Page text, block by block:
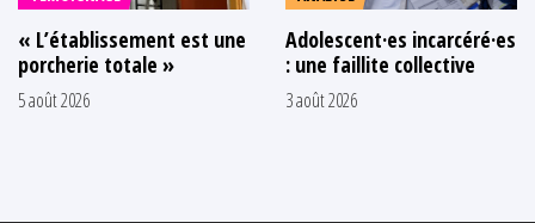
« L’établissement est une
porcherie totale »
5 août 2026
Adolescent·es incarcéré·es
: une faillite collective
3 août 2026